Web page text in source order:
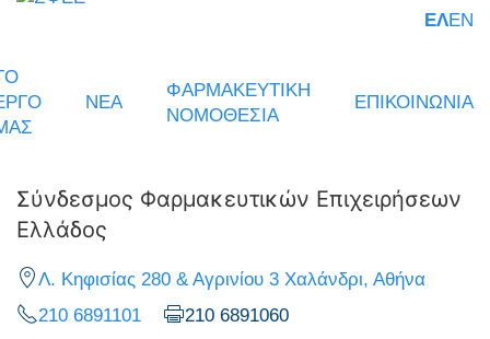
ΕΛEN
ΝΕΑ
ΦΑΡΜΑΚΕΥΤΙΚΗ
ΝΟΜΟΘΕΣΙΑ
ΕΠΙΚΟΙΝΩΝΙΑ
Σύνδεσμος Φαρμακευτικών Επιχειρήσεων
Ελλάδος
Λ. Κηφισίας 280 & Αγρινίου 3 Χαλάνδρι, Αθήνα
210 6891101
210 6891060